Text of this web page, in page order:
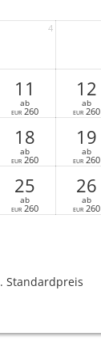
4
11
ab
EUR 260
12
ab
EUR 260
18
ab
EUR 260
19
ab
EUR 260
25
ab
EUR 260
26
ab
EUR 260
. Standardpreis